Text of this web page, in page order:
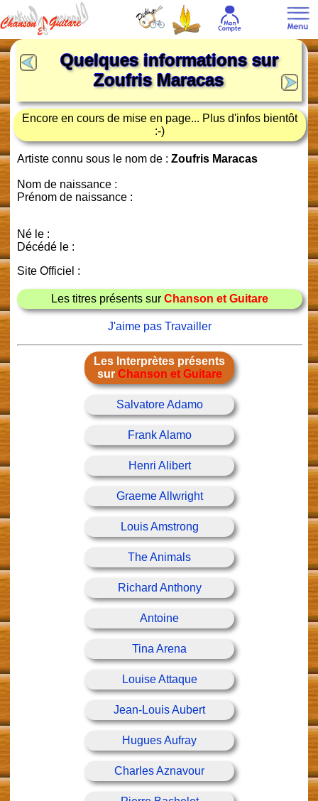
Quelques informations sur
Zoufris Maracas
Encore en cours de mise en page... Plus d'infos bientôt
:-)
Artiste connu sous le nom de : Zoufris Maracas
Nom de naissance :
Prénom de naissance :
Né le :
Décédé le :
Site Officiel :
Les titres présents sur Chanson et Guitare
J'aime pas Travailler
Les Interprètes présents
sur Chanson et Guitare
Salvatore Adamo
Frank Alamo
Henri Alibert
Graeme Allwright
Louis Amstrong
The Animals
Richard Anthony
Antoine
Tina Arena
Louise Attaque
Jean-Louis Aubert
Hugues Aufray
Charles Aznavour